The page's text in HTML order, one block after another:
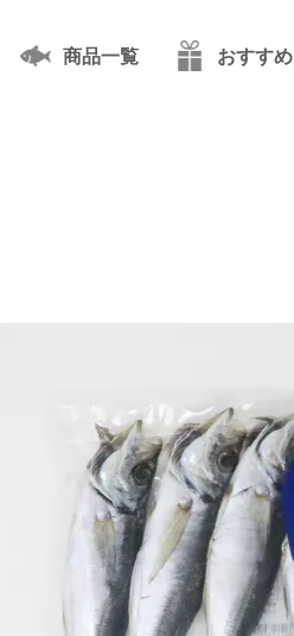
商品一覧 おすすめ